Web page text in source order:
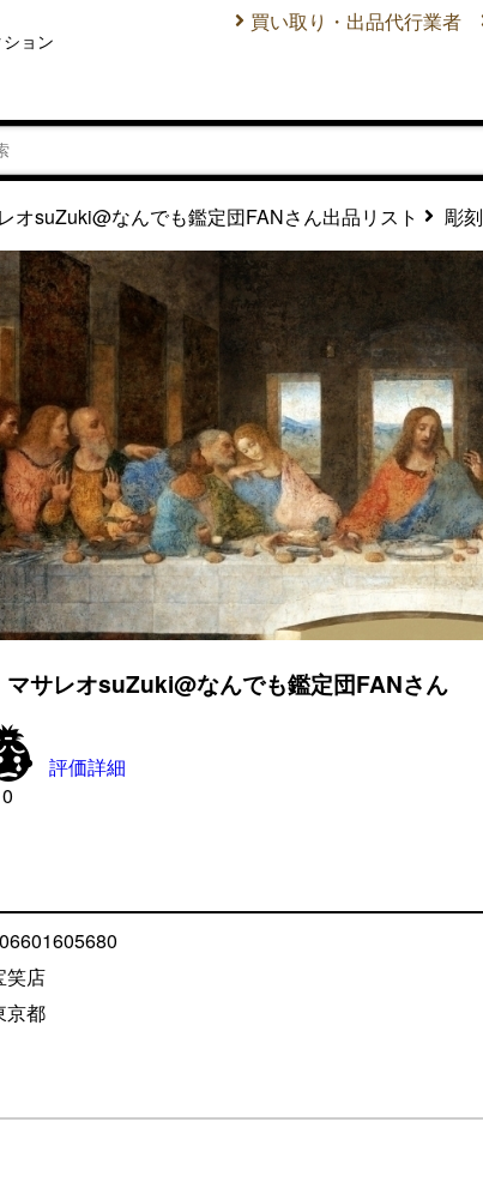
ョン
買い取り・出品代行業者
オsuZuki@なんでも鑑定団FANさん出品リスト 彫刻
マサレオsuZuki@なんでも鑑定団FANさん
0
評価詳細
笑店
京都